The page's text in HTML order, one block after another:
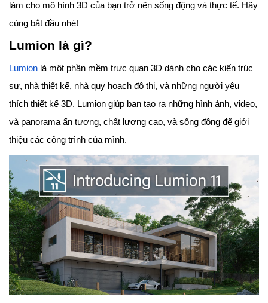
làm cho mô hình 3D của bạn trở nên sống động và thực tế. Hãy
cùng bắt đầu nhé!
Lumion là gì?
Lumion là một phần mềm trực quan 3D dành cho các kiến trúc
sư, nhà thiết kế, nhà quy hoạch đô thị, và những người yêu
thích thiết kế 3D. Lumion giúp bạn tạo ra những hình ảnh, video,
và panorama ấn tượng, chất lượng cao, và sống động để giới
thiệu các công trình của mình.